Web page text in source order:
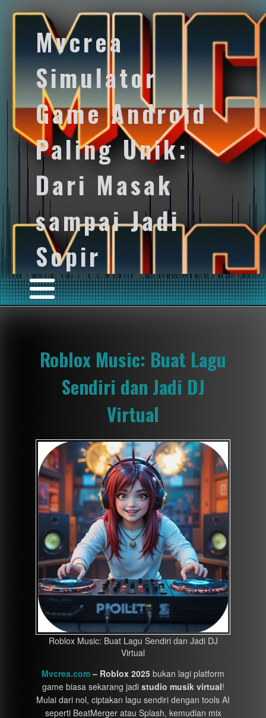
Mvcrea
Simulator
Game Android
Paling Unik:
Dari Masak
sampai Jadi
Sopir
Roblox Music: Buat Lagu
Sendiri dan Jadi DJ
Virtual
Roblox Music: Buat Lagu Sendiri dan Jadi DJ
Virtual
Mvcrea.com– Roblox 2025 bukan lagi platform
game biasa sekarang jadi studio musik virtual!
Mulai dari nol, ciptakan lagu sendiri dengan tools AI
seperti BeatMerger atau Splash, kemudian mix